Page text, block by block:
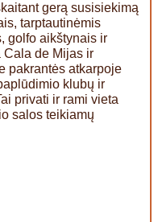
gerą susisiekimą
tarptautinėmis
golfo aikštynais ir
de Mijas ir
pakrantės atkarpoje
klubų ir
privati ir rami vieta
salos teikiamų